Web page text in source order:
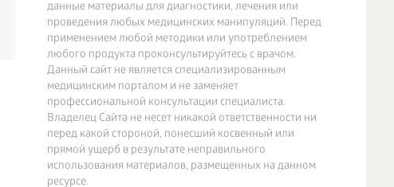
данные материалы для диагностики, лечения или
проведения любых медицинских манипуляций. Перед
применением любой методики или употреблением
любого продукта проконсультируйтесь с врачом.
Данный сайт не является специализированным
медицинским порталом и не заменяет
профессиональной консультации специалиста.
Владелец Сайта не несет никакой ответственности ни
перед какой стороной, понесший косвенный или
прямой ущерб в результате неправильного
использования материалов, размещенных на данном
ресурсе.